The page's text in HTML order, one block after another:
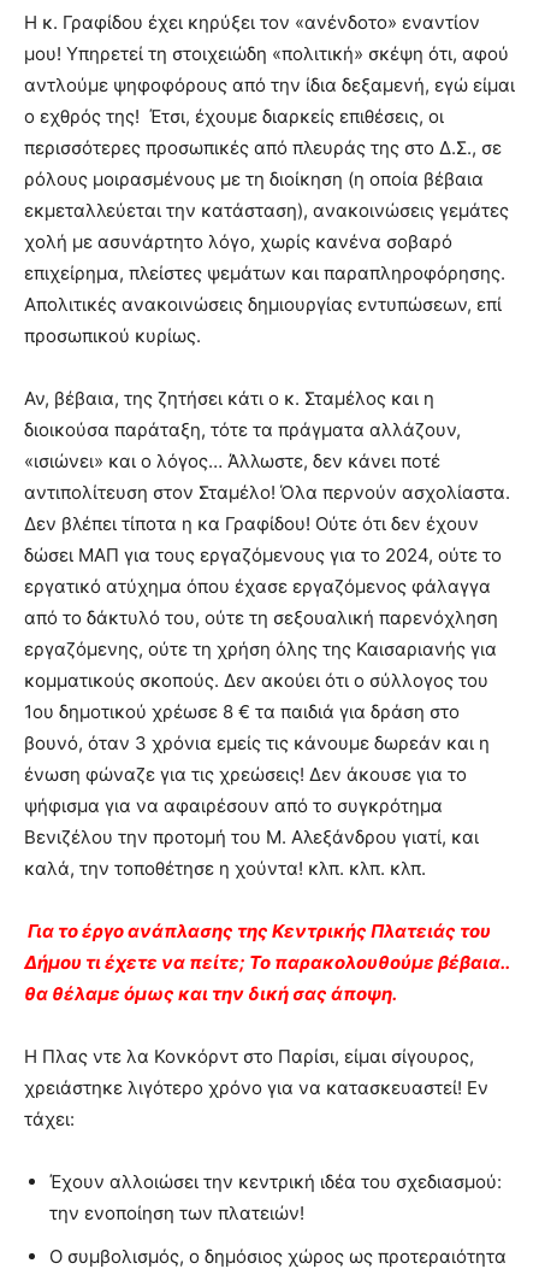
Η κ. Γραφίδου έχει κηρύξει τον «ανένδοτο» εναντίον
μου! Υπηρετεί τη στοιχειώδη «πολιτική» σκέψη ότι, αφού
αντλούμε ψηφοφόρους από την ίδια δεξαμενή, εγώ είμαι
ο εχθρός της! Έτσι, έχουμε διαρκείς επιθέσεις, οι
περισσότερες προσωπικές από πλευράς της στο Δ.Σ., σε
ρόλους μοιρασμένους με τη διοίκηση (η οποία βέβαια
εκμεταλλεύεται την κατάσταση), ανακοινώσεις γεμάτες
χολή με ασυνάρτητο λόγο, χωρίς κανένα σοβαρό
επιχείρημα, πλείστες ψεμάτων και παραπληροφόρησης.
Απολιτικές ανακοινώσεις δημιουργίας εντυπώσεων, επί
προσωπικού κυρίως.
Αν, βέβαια, της ζητήσει κάτι ο κ. Σταμέλος και η
διοικούσα παράταξη, τότε τα πράγματα αλλάζουν,
«ισιώνει» και ο λόγος… Άλλωστε, δεν κάνει ποτέ
αντιπολίτευση στον Σταμέλο! Όλα περνούν ασχολίαστα.
Δεν βλέπει τίποτα η κα Γραφίδου! Ούτε ότι δεν έχουν
δώσει ΜΑΠ για τους εργαζόμενους για το 2024, ούτε το
εργατικό ατύχημα όπου έχασε εργαζόμενος φάλαγγα
από το δάκτυλό του, ούτε τη σεξουαλική παρενόχληση
εργαζόμενης, ούτε τη χρήση όλης της Καισαριανής για
κομματικούς σκοπούς. Δεν ακούει ότι ο σύλλογος του
1ου δημοτικού χρέωσε 8 € τα παιδιά για δράση στο
βουνό, όταν 3 χρόνια εμείς τις κάνουμε δωρεάν και η
ένωση φώναζε για τις χρεώσεις! Δεν άκουσε για το
ψήφισμα για να αφαιρέσουν από το συγκρότημα
Βενιζέλου την προτομή του Μ. Αλεξάνδρου γιατί, και
καλά, την τοποθέτησε η χούντα! κλπ. κλπ. κλπ.
Για το έργο ανάπλασης της Κεντρικής Πλατειάς του
Δήμου τι έχετε να πείτε; Το παρακολουθούμε βέβαια..
θα θέλαμε όμως και την δική σας άποψη.
Η Πλας ντε λα Κονκόρντ στο Παρίσι, είμαι σίγουρος,
χρειάστηκε λιγότερο χρόνο για να κατασκευαστεί! Εν
τάχει:
Έχουν αλλοιώσει την κεντρική ιδέα του σχεδιασμού:
την ενοποίηση των πλατειών!
Ο συμβολισμός, ο δημόσιος χώρος ως προτεραιότητα